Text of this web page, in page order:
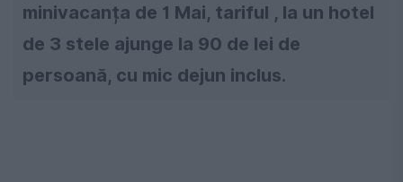
minivacanța de 1 Mai, tariful , la un hotel
de 3 stele ajunge la 90 de lei de
persoană, cu mic dejun inclus.